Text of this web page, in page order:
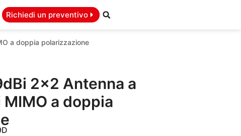
Richiedi un preventivo
a doppia polarizzazione
2×2 Antenna a
a doppia